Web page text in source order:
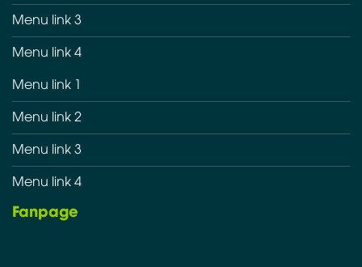
Menu link 3
Menu link 4
Menu link 1
Menu link 2
Menu link 3
Menu link 4
Fanpage